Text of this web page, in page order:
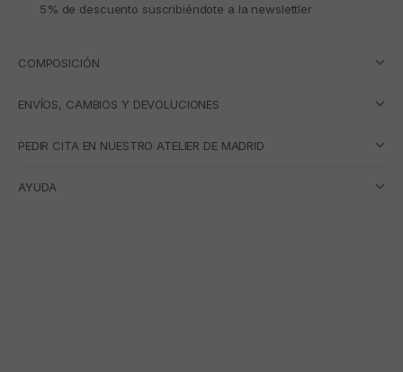
5% de descuento suscribiéndote a la newslettler
COMPOSICIÓN
ENVÍOS, CAMBIOS Y DEVOLUCIONES
PEDIR CITA EN NUESTRO ATELIER DE MADRID
AYUDA